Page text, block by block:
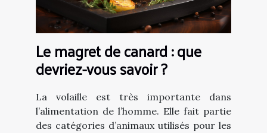
Le magret de canard : que
devriez-vous savoir ?
La volaille est très importante dans
l’alimentation de l’homme. Elle fait partie
des catégories d’animaux utilisés pour les